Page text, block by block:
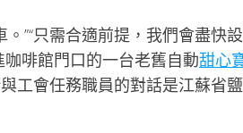
”“只需合適前提，我們會盡快設
啡館門口的一台老舊自動甜心
工會任務職員的對話是江蘇省